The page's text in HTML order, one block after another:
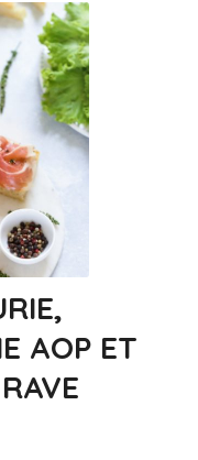
AOP ET